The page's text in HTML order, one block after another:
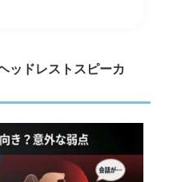
ッドレストスピーカ